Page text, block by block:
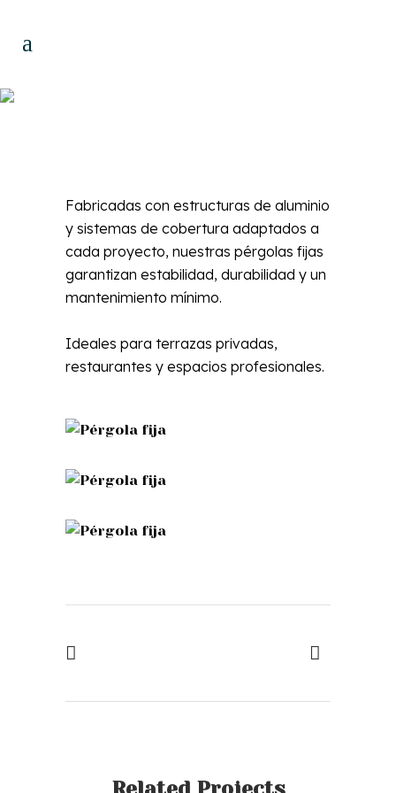
Fabricadas con estructuras de aluminio
y sistemas de cobertura adaptados a
cada proyecto, nuestras pérgolas fijas
garantizan estabilidad, durabilidad y un
mantenimiento mínimo.
Ideales para terrazas privadas,
restaurantes y espacios profesionales.